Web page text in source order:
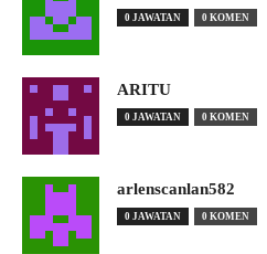
0 JAWATAN 0 KOMEN
ARITU
0 JAWATAN 0 KOMEN
arlenscanlan582
0 JAWATAN 0 KOMEN